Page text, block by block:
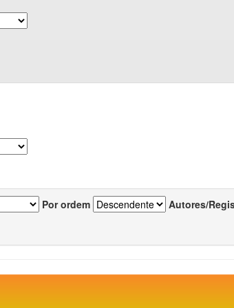
Por ordem Autores/